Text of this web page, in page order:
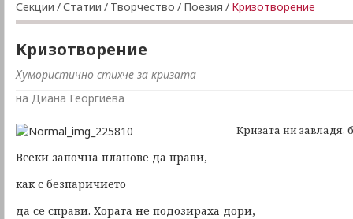
Секции /Статии / Творчество / Поезия / Кризотворение
Кризотворение
Хумористично стихче за кризата
на Диана Георгиева
Кризата ни завладя,
Всеки започна планове да прави,
как с безпаричието
да се справи. Хората не подозираха дори,